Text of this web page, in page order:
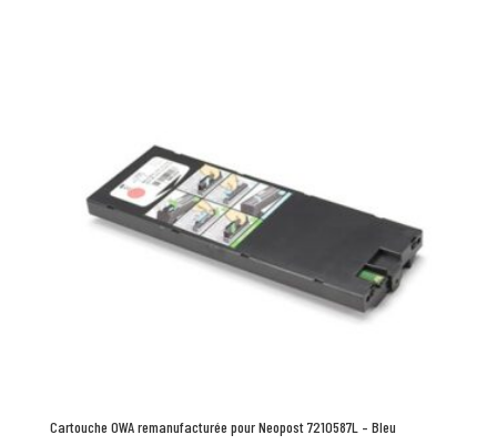
Cartouche OWA remanufacturée pour Neopost 7210587L – Bleu